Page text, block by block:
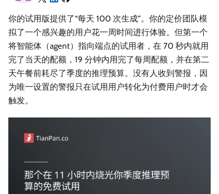
你的试用版提供了“每天 100 次生成”。你的定价团队模
拟了一个感兴趣的用户花一周时间进行体验。但第一个
将智能体（agent）指向端点的试用者，在 70 秒内就用
完了当天的配额，19 分钟内用完了每周配额，并在第二
天午餐前耗尽了季度的推理预算。没有人收到警报，因
为唯一设置的警报只在试用用户转化为付费用户时才会
触发。